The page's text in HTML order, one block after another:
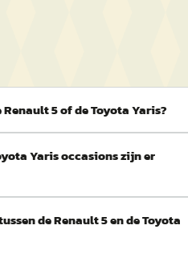
5 of de Toyota Yaris?
Yaris occasions zijn er
de Renault 5 en de Toyota